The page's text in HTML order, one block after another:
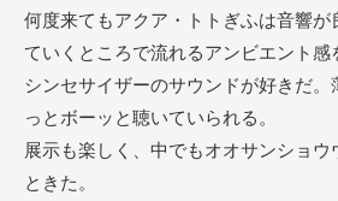
何度来てもアクア・トトぎふは音響が
ていくところで流れるアンビエント感
シンセサイザーのサウンドが好きだ
っとボーッと聴いていられる。
展示も楽しく、中でもオオサンショウ
ときた。